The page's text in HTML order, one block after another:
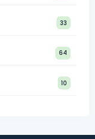
33
64
10